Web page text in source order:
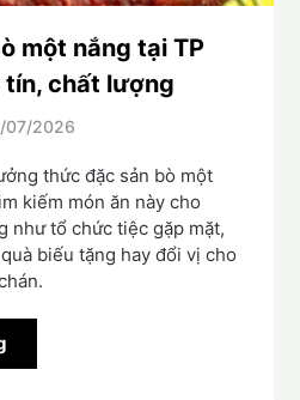
một nắng tại TP
tín, chất lượng
07/2026
thức đặc sản bò một
kiếm món ăn này cho
như tổ chức tiệc gặp mặt,
biếu tặng hay đổi vị cho